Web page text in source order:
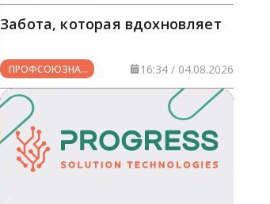
Забота, которая вдохновляет
ПРОФСОЮЗНАЯ
ЖИЗНЬ
16:34 / 04.08.2026